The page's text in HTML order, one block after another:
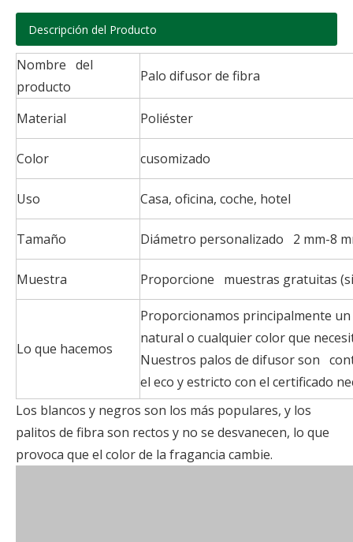
Descripción del Producto
Nombre del
producto
Palo difusor de fibra
Material Poliéster
Color cusomizado
Uso Casa, oficina, coche, hotel
Tamaño Diámetro personalizado 2 mm-8
Muestra Proporcione muestras gratuitas
Lo que hacemos
Proporcionamos principalmente
natural o cualquier color que
Nuestros palos de difusor son
el eco y estricto con el certificado
Los blancos y negros son los más populares, y los
palitos de fibra son rectos y no se desvanecen, lo que
provoca que el color de la fragancia cambie.